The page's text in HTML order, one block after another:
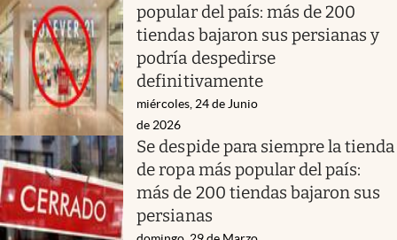
popular del país: más de 200
tiendas bajaron sus persianas y
podría despedirse
definitivamente
miércoles, 24 de Junio
de 2026
Se despide para siempre la tienda
de ropa más popular del país:
más de 200 tiendas bajaron sus
persianas